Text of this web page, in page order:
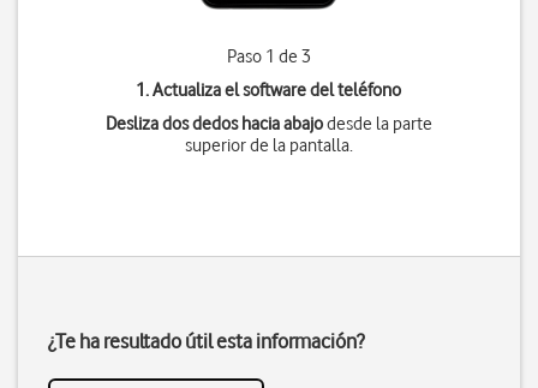
Paso 1 de 3
1. Actualiza el software del teléfono
Desliza dos dedos hacia abajodesde la parte
superior de la pantalla.
¿Te ha resultado útil esta información?